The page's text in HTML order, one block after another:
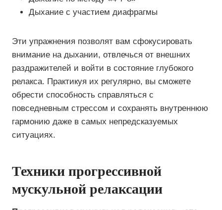
Дыхание с участием диафрагмы
Эти упражнения позволят вам сфокусировать
внимание на дыхании, отвлечься от внешних
раздражителей и войти в состояние глубокого
релакса. Практикуя их регулярно, вы сможете
обрести способность справляться с
повседневным стрессом и сохранять внутреннюю
гармонию даже в самых непредсказуемых
ситуациях.
Техники прогрессивной
мускульной релаксации